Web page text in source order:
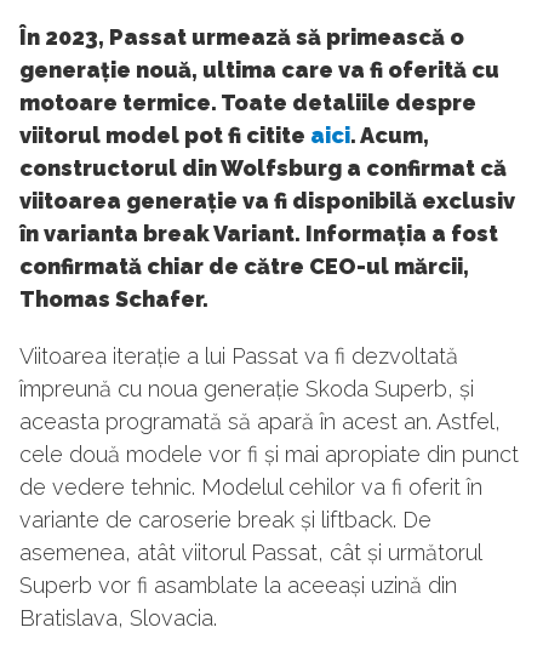
În 2023, Passat urmează să primească o
generație nouă, ultima care va fi oferită cu
motoare termice. Toate detaliile despre
viitorul model pot fi citite aici. Acum,
constructorul din Wolfsburg a confirmat că
viitoarea generație va fi disponibilă exclusiv
în varianta break Variant. Informația a fost
confirmată chiar de către CEO-ul mărcii,
Thomas Schafer.
Viitoarea iterație a lui Passat va fi dezvoltată
împreună cu noua generație Skoda Superb, și
aceasta programată să apară în acest an. Astfel,
cele două modele vor fi și mai apropiate din punct
de vedere tehnic. Modelul cehilor va fi oferit în
variante de caroserie break și liftback. De
asemenea, atât viitorul Passat, cât și următorul
Superb vor fi asamblate la aceeași uzină din
Bratislava, Slovacia.